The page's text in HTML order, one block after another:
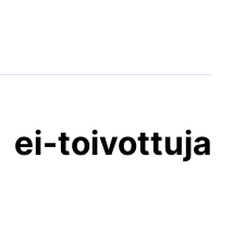
toivottuja